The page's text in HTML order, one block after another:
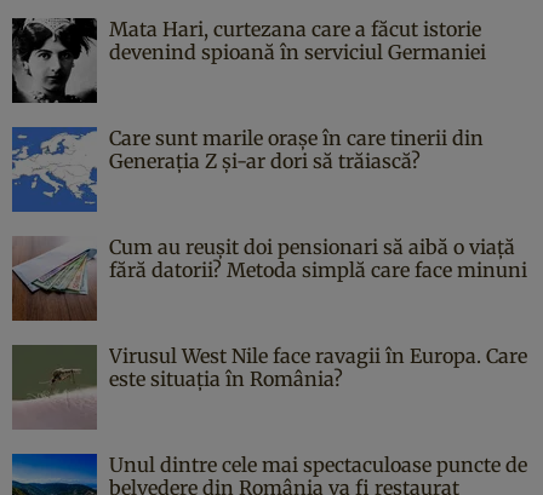
Mata Hari, curtezana care a făcut istorie
devenind spioană în serviciul Germaniei
Care sunt marile orașe în care tinerii din
Generația Z și-ar dori să trăiască?
Cum au reușit doi pensionari să aibă o viață
fără datorii? Metoda simplă care face minuni
Virusul West Nile face ravagii în Europa. Care
este situația în România?
Unul dintre cele mai spectaculoase puncte de
belvedere din România va fi restaurat